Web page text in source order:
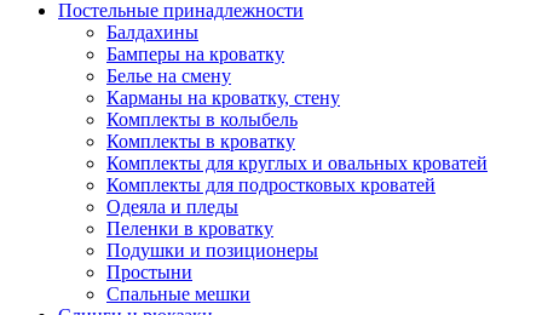
Постельные принадлежности
Балдахины
Бамперы на кроватку
Белье на смену
Карманы на кроватку, стену
Комплекты в колыбель
Комплекты в кроватку
Комплекты для круглых и овальных кроватей
Комплекты для подростковых кроватей
Одеяла и пледы
Пеленки в кроватку
Подушки и позиционеры
Простыни
Спальные мешки